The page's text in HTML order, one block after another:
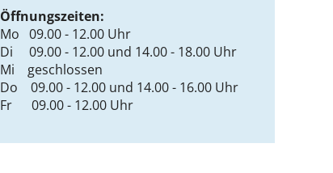
Öffnungszeiten:
Mo 09.00 - 12.00 Uhr
Di 09.00 - 12.00 und 14.00 - 18.00 Uhr
Mi geschlossen
Do 09.00 - 12.00 und 14.00 - 16.00 Uhr
Fr 09.00 - 12.00 Uhr